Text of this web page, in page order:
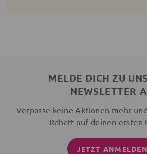
MELDE DICH ZU
NEWSLETTER
Verpasse keine Aktionen mehr
Rabatt auf deinen ersten
JETZT ANMELDEN